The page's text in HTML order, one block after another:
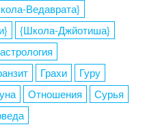
Ведаврата}
{Школа-Джйотиша}
Грахи
Гуру
Отношения
Сурья